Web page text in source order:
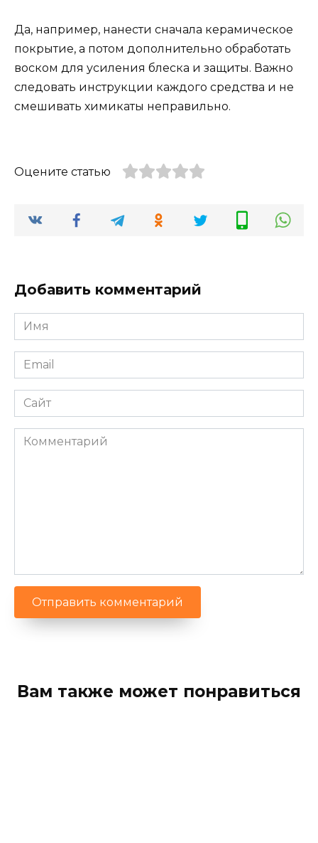
Да, например, нанести сначала керамическое
покрытие, а потом дополнительно обработать
воском для усиления блеска и защиты. Важно
следовать инструкции каждого средства и не
смешивать химикаты неправильно.
Оцените статью
Добавить комментарий
Имя
*
Email
*
Сайт
Комментарий
Вам также может понравиться